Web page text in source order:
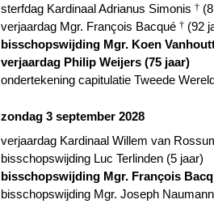
sterfdag Kardinaal Adrianus Simonis †
verjaardag Mgr. François Bacqué † (92
bisschopswijding Mgr. Koen
verjaardag Philip Weijers (75 jaar)
ondertekening capitulatie Tweede
zondag 3 september 2028
verjaardag Kardinaal Willem van
bisschopswijding Luc Terlinden (5 jaar)
bisschopswijding Mgr. François
bisschopswijding Mgr. Joseph